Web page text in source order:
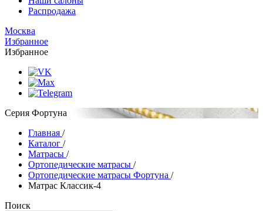
Распродажа
Москва
Избранное
Избранное
Серия Фортуна
Главная /
Каталог /
Матрасы /
Ортопедические матрасы /
Ортопедические матрасы Фортуна /
Матрас Классик-4
Поиск